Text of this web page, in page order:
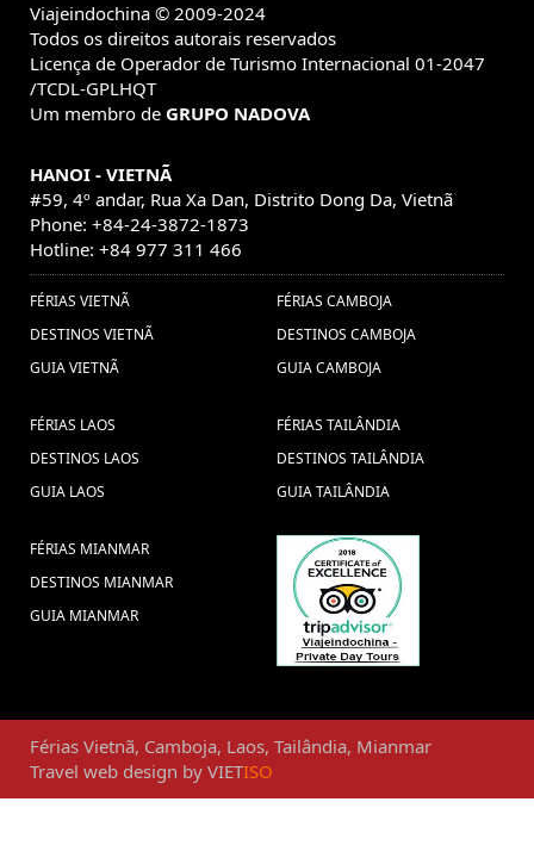
Viajeindochina © 2009-2024
Todos os direitos autorais reservados
Licença de Operador de Turismo Internacional 01-2047
/TCDL-GPLHQT
Um membro de GRUPO NADOVA
HANOI - VIETNÃ
#59, 4º andar, Rua Xa Dan, Distrito Dong Da, Vietnã
Phone: +84-24-3872-1873
Hotline: +84 977 311 466
FÉRIAS VIETNÃ
DESTINOS VIETNÃ
GUIA VIETNÃ
FÉRIAS CAMBOJA
DESTINOS CAMBOJA
GUIA CAMBOJA
FÉRIAS LAOS
DESTINOS LAOS
GUIA LAOS
FÉRIAS TAILÂNDIA
DESTINOS TAILÂNDIA
GUIA TAILÂNDIA
FÉRIAS MIANMAR
DESTINOS MIANMAR
GUIA MIANMAR
Férias Vietnã, Camboja, Laos, Tailândia, Mianmar
Travel web design by VIETISO